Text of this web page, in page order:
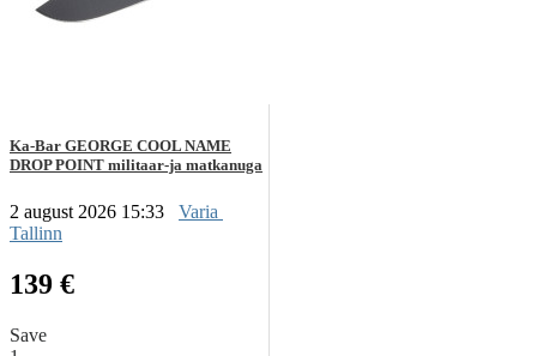
Ka-Bar GEORGE COOL NAME
DROP POINT militaar-ja matkanuga
2 august 2026 15:33
Varia
Tallinn
139 €
Save